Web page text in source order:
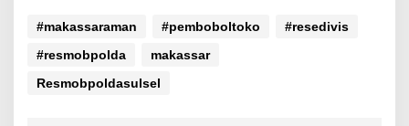
#makassaraman #pemboboltoko
#resedivis
#resmobpolda
makassar
Resmobpoldasulsel